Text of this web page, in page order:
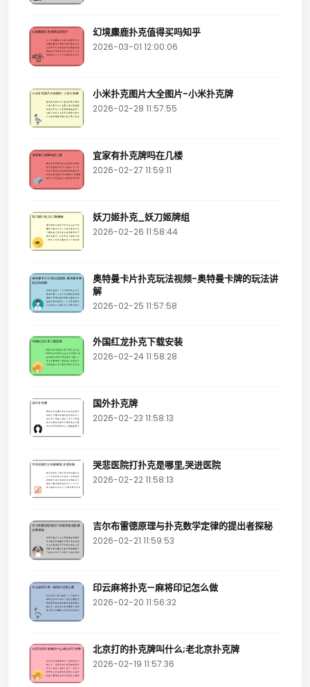
幻境麋鹿扑克值得买吗知乎
2026-03-01 12:00:06
小米扑克图片大全图片-小米扑克牌
2026-02-28 11:57:55
宜家有扑克牌吗在几楼
2026-02-27 11:59:11
妖刀姬扑克_妖刀姬牌组
2026-02-26 11:58:44
奥特曼卡片扑克玩法视频-奥特曼卡牌的玩法讲
解
2026-02-25 11:57:58
外国红龙扑克下载安装
2026-02-24 11:58:28
国外扑克牌
2026-02-23 11:58:13
哭悲医院打扑克是哪里,哭进医院
2026-02-22 11:58:13
吉尔布雷德原理与扑克数学定律的提出者探秘
2026-02-21 11:59:53
印云麻将扑克—麻将印记怎么做
2026-02-20 11:56:32
北京打的扑克牌叫什么;老北京扑克牌
2026-02-19 11:57:36